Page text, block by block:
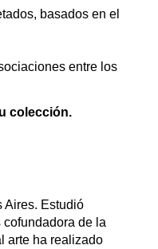
basados en el
entre los
colección.
Aires. Estudió
de la
arte ha realizado